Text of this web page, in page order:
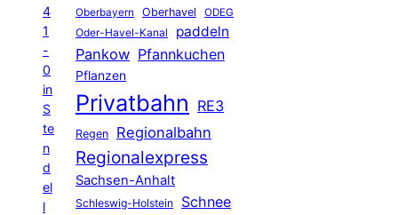
4
1
-
0
in
S
te
n
d
el
l
Oberbayern Oberhavel ODEG
Oder-Havel-Kanal paddeln
Pankow Pfannkuchen
Pflanzen
Privatbahn RE3
Regen Regionalbahn
Regionalexpress
Sachsen-Anhalt
Schleswig-Holstein Schnee